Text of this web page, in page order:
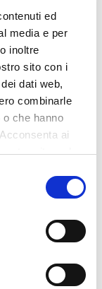
ed
media e per
inoltre
sito con i
dati web,
combinarle
che hanno
ai
sito web.
Next